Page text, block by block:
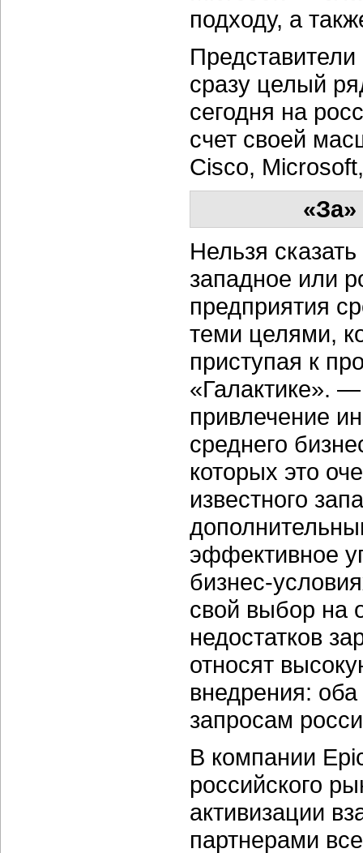
подходу, а
сразу целый
сегодня на
счет своей
Cisco,
Нельзя
западное или
предприятия
теми целями,
приступая к
«Галактике».
привлечение
среднего
которых это
известного
эффективное
бизнес-
свой выбор на
недостатков
относят
внедрения:
запросам
В компании
российского
активизации
партнерами